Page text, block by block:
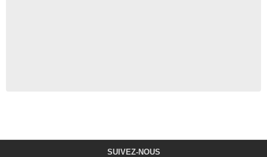
SUIVEZ-NOUS